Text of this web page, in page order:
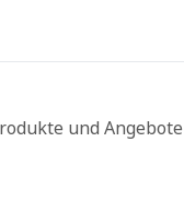
und